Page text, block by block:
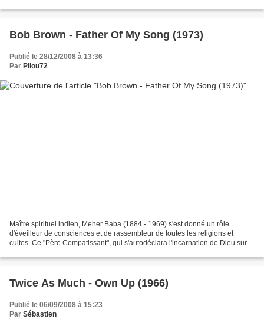
Bob Brown - Father Of My Song (1973)
Publié le 28/12/2008 à 13:36
Par Pilou72
Maître spirituel indien, Meher Baba (1884 - 1969) s'est donné un rôle
d'éveilleur de consciences et de rassembleur de toutes les religions et
cultes. Ce "Père Compatissant", qui s'autodéclara l'incarnation de Dieu sur
Twice As Much - Own Up (1966)
Publié le 06/09/2008 à 15:23
Par Sébastien